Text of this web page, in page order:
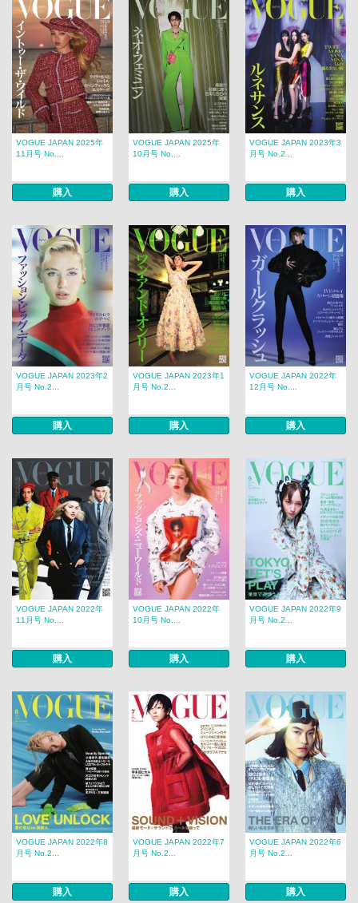
VOGUE JAPAN 2025年
11月号 No....
購入
VOGUE JAPAN 2025年
10月号 No....
購入
VOGUE JAPAN 2023年3
月号 No.2...
購入
VOGUE JAPAN 2023年2
月号 No.2...
購入
VOGUE JAPAN 2023年1
月号 No.2...
購入
VOGUE JAPAN 2022年
12月号 No....
購入
VOGUE JAPAN 2022年
11月号 No....
購入
VOGUE JAPAN 2022年
10月号 No....
購入
VOGUE JAPAN 2022年9
月号 No.2...
購入
VOGUE JAPAN 2022年8
月号 No.2...
購入
VOGUE JAPAN 2022年7
月号 No.2...
購入
VOGUE JAPAN 2022年6
月号 No.2...
購入